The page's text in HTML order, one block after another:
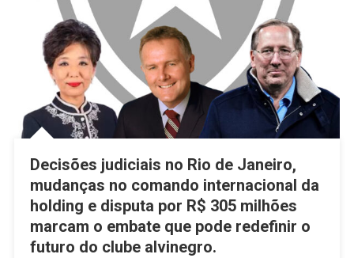
Decisões judiciais no Rio de Janeiro,
mudanças no comando internacional da
holding e disputa por R$ 305 milhões
marcam o embate que pode redefinir o
futuro do clube alvinegro.